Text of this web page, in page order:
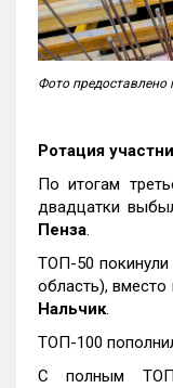
Фото предоставлено
Ротация
По итогам
двадцатки
Пенза.
ТОП-50 покинули
область), вместо
Нальчик.
ТОП-100
С полным ТОП-